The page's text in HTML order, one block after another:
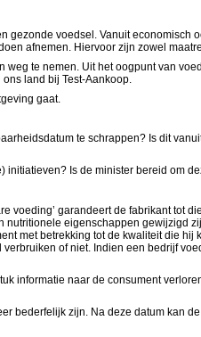
voedsel. Vanuit economisch
afnemen. Hiervoor zijn zowel
te nemen. Uit het oogpunt van
land bij Test-Aankoop.
gaat.
te schrappen? Is dit
Is de minister bereid om
voeding’ garandeert de fabrikant tot
eigenschappen gewijzigd
met betrekking tot de kwaliteit die
of niet. Indien een bedrijf
informatie naar de consument
bederfelijk zijn. Na deze datum kan